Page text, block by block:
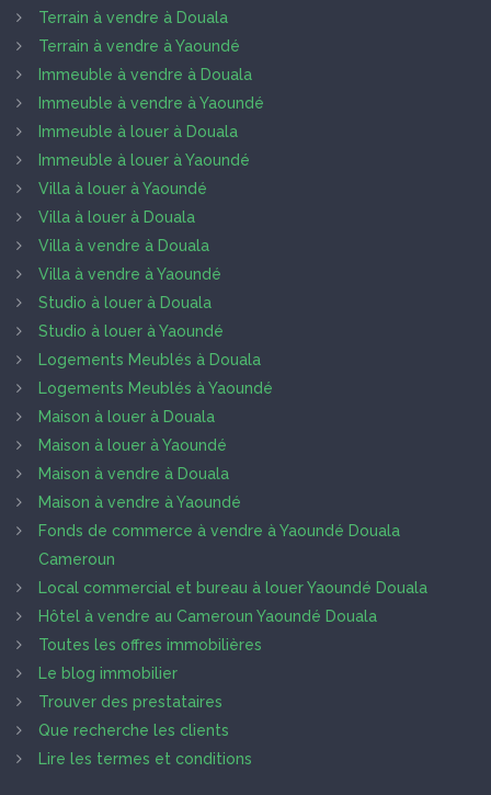
Terrain à vendre à Douala
Terrain à vendre à Yaoundé
Immeuble à vendre à Douala
Immeuble à vendre à Yaoundé
Immeuble à louer à Douala
Immeuble à louer à Yaoundé
Villa à louer à Yaoundé
Villa à louer à Douala
Villa à vendre à Douala
Villa à vendre à Yaoundé
Studio à louer à Douala
Studio à louer à Yaoundé
Logements Meublés à Douala
Logements Meublés à Yaoundé
Maison à louer à Douala
Maison à louer à Yaoundé
Maison à vendre à Douala
Maison à vendre à Yaoundé
Fonds de commerce à vendre à Yaoundé Douala
Cameroun
Local commercial et bureau à louer Yaoundé Douala
Hôtel à vendre au Cameroun Yaoundé Douala
Toutes les offres immobilières
Le blog immobilier
Trouver des prestataires
Que recherche les clients
Lire les termes et conditions